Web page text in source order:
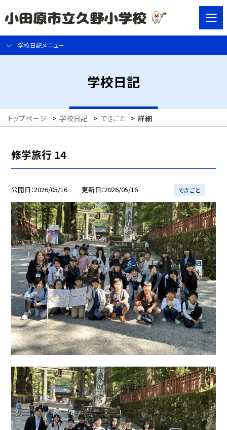
学校日記メニュー
学校日記
トップページ > 学校日記 > できごと > 詳細
修学旅行 14
公開日 2026/05/16 更新日 2026/05/16 できごと